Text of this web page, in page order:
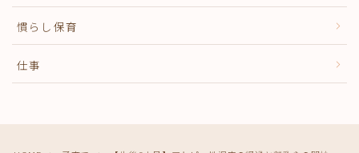
慣らし保育
仕事